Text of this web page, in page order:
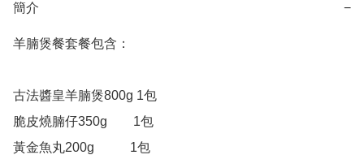
簡介 −
羊腩煲餐套餐包含：
古法醬皇羊腩煲800g 1包
脆皮燒腩仔350g        1包
黃金魚丸200g           1包